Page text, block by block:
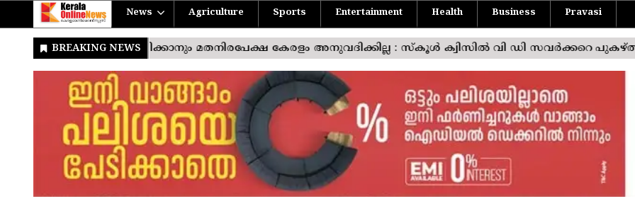
News Agriculture Sports Entertainment Health Business Pravasi